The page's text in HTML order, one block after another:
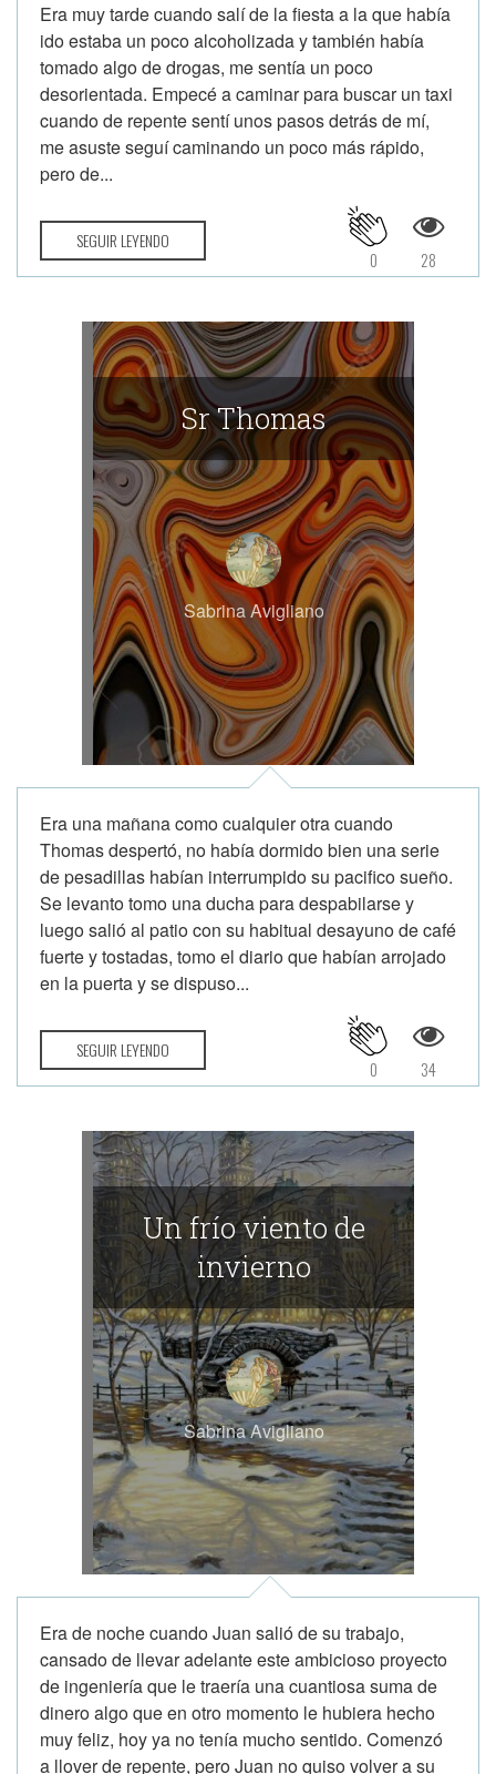
Era muy tarde cuando salí de la fiesta a la que había
ido estaba un poco alcoholizada y también había
tomado algo de drogas, me sentía un poco
desorientada. Empecé a caminar para buscar un taxi
cuando de repente sentí unos pasos detrás de mí,
me asuste seguí caminando un poco más rápido,
pero de...
SEGUIR LEYENDO
28
0
Sr Thomas
Sabrina Avigliano
Era una mañana como cualquier otra cuando
Thomas despertó, no había dormido bien una serie
de pesadillas habían interrumpido su pacifico sueño.
Se levanto tomo una ducha para despabilarse y
luego salió al patio con su habitual desayuno de café
fuerte y tostadas, tomo el diario que habían arrojado
en la puerta y se dispuso...
SEGUIR LEYENDO
34
0
Un frío viento de
invierno
Sabrina Avigliano
Era de noche cuando Juan salió de su trabajo,
cansado de llevar adelante este ambicioso proyecto
de ingeniería que le traería una cuantiosa suma de
dinero algo que en otro momento le hubiera hecho
muy feliz, hoy ya no tenía mucho sentido. Comenzó
a llover de repente, pero Juan no quiso volver a su